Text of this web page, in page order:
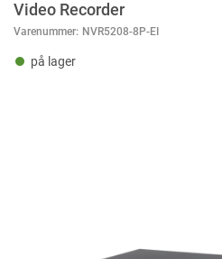
Video Recorder
Varenummer: NVR5208-8P-EI
på lager